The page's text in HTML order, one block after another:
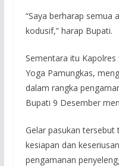
“Saya berharap semua
kodusif,” harap Bupati.
Sementara itu
Yoga Pamungkas,
dalam rangka
Bupati 9 Desember
Gelar pasukan
kesiapan dan
pengamanan